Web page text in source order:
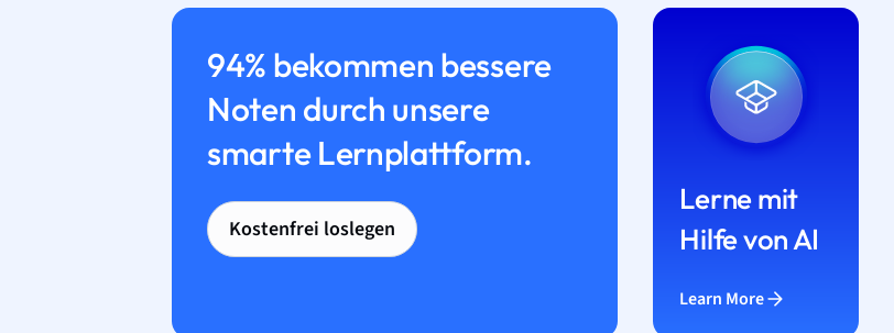
94% bekommen bessere
Noten durch unsere
smarte Lernplattform.
Kostenfrei loslegen
Lerne mit
Hilfe von AI
Learn More